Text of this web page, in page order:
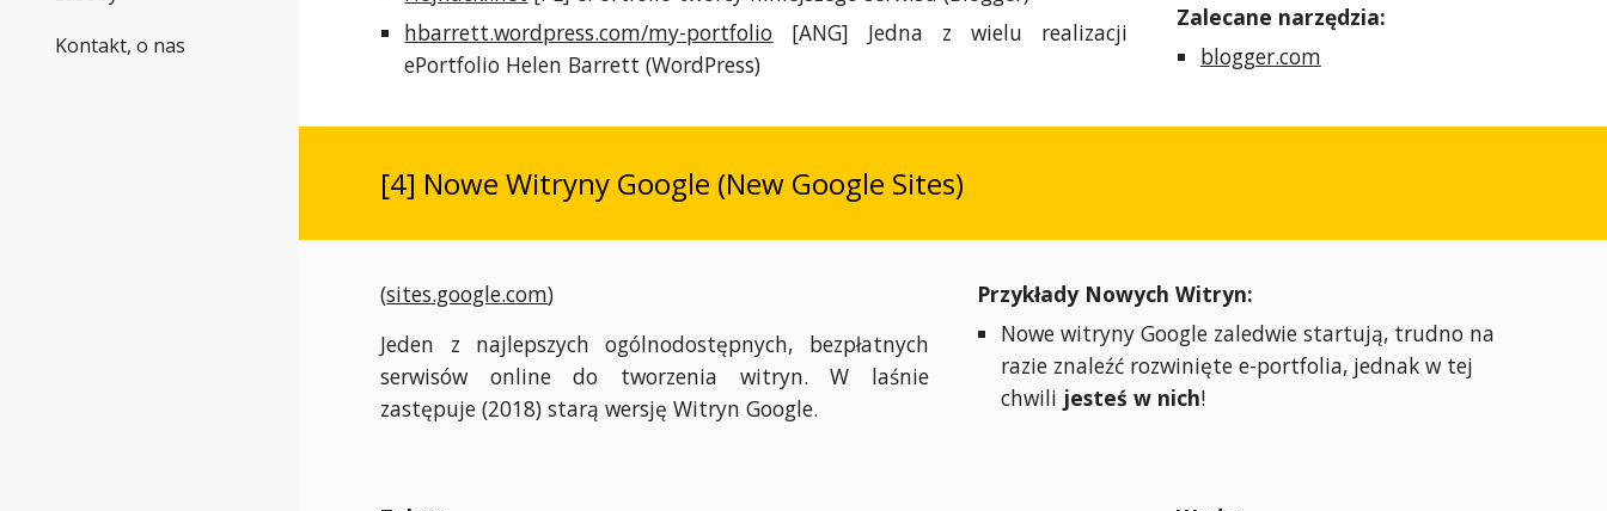
Kontakt, o nas
hbarrett.wordpress.com/my-portfolio [ANG] Jedna z wielu realizacji
ePortfolio Helen Barrett (WordPress)
Zalecane narzędzia:
blogger.com
[4] Nowe Witryny Google (New Google Sites)
(sites.google.com)
Jeden z najlepszych ogólnodostępnych, bezpłatnych
serwisów online do tworzenia witryn. W laśnie
zastępuje (2018) starą wersję Witryn Google.
Przykłady Nowych Witryn:
Nowe witryny Google zaledwie startują, trudno na
razie znaleźć rozwinięte e-portfolia, jednak w tej
chwili jesteś w nich!